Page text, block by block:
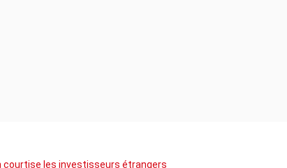
courtise les investisseurs étrangers